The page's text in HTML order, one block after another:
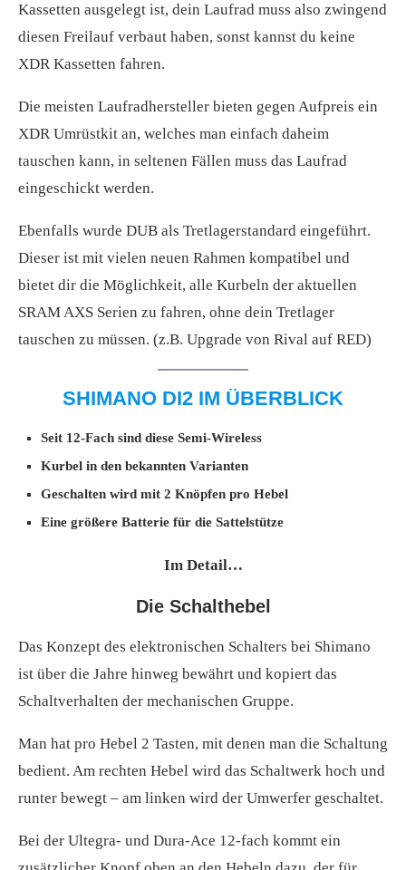
Kassetten ausgelegt ist, dein Laufrad muss also zwingend
diesen Freilauf verbaut haben, sonst kannst du keine
XDR Kassetten fahren.
Die meisten Laufradhersteller bieten gegen Aufpreis ein
XDR Umrüstkit an, welches man einfach daheim
tauschen kann, in seltenen Fällen muss das Laufrad
eingeschickt werden.
Ebenfalls wurde DUB als Tretlagerstandard eingeführt.
Dieser ist mit vielen neuen Rahmen kompatibel und
bietet dir die Möglichkeit, alle Kurbeln der aktuellen
SRAM AXS Serien zu fahren, ohne dein Tretlager
tauschen zu müssen. (z.B. Upgrade von Rival auf RED)
SHIMANO DI2 IM ÜBERBLICK
Seit 12-Fach sind diese Semi-Wireless
Kurbel in den bekannten Varianten
Geschalten wird mit 2 Knöpfen pro Hebel
Eine größere Batterie für die Sattelstütze
Im Detail…
Die Schalthebel
Das Konzept des elektronischen Schalters bei Shimano
ist über die Jahre hinweg bewährt und kopiert das
Schaltverhalten der mechanischen Gruppe.
Man hat pro Hebel 2 Tasten, mit denen man die Schaltung
bedient. Am rechten Hebel wird das Schaltwerk hoch und
runter bewegt – am linken wird der Umwerfer geschaltet.
Bei der Ultegra- und Dura-Ace 12-fach kommt ein